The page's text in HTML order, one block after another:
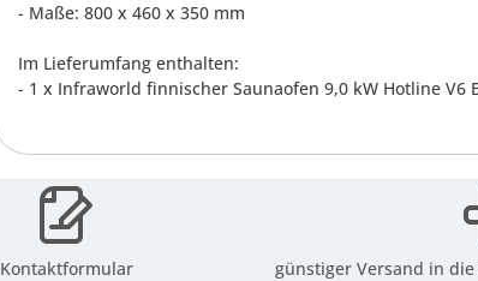
- Maße: 800 x 460 x 350 mm
Im Lieferumfang enthalten:
- 1 x Infraworld finnischer Saunaofen 9,0 kW Hotline V6
Kontaktformular günstiger Versand in die